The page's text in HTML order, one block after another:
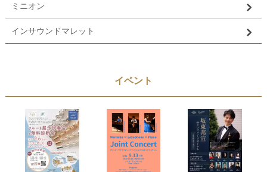
ミニオン
インサウンドマレット
イベント